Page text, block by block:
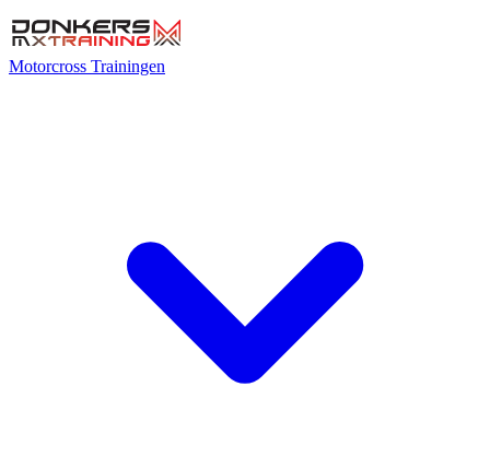
Motorcross Trainingen